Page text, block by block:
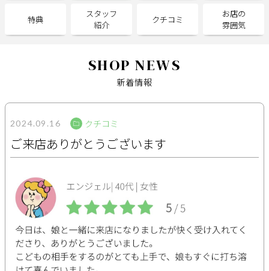
サポート
よくある質問
利用規約
掲載店様
掲載のご案内
掲載の申込み
掲載店様ログイン
閉じる
特典
スタッフ
紹介
クチコミ
お店の
雰囲気
SHOP NEWS
新着情報
2024.09.16 クチコミ
ご来店ありがとうございます